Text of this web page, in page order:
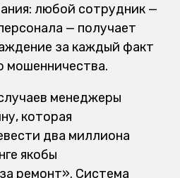
любой сотрудник —
— получает
за каждый факт
мошенничества.
менеджеры
которая
два миллиона
якобы
ремонт». Система